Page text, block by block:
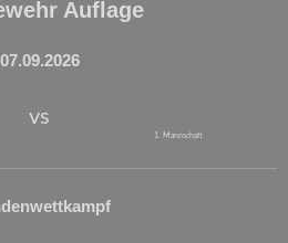
Auflage
07.09.2026
vs
1. Mannschaft